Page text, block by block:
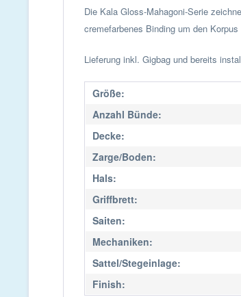
Die Kala Gloss-Mahagoni-Serie
cremefarbenes Binding um den
Lieferung inkl. Gigbag und bereits
Größe:
Anzahl Bünde:
Decke:
Zarge/Boden:
Hals:
Griffbrett:
Saiten:
Mechaniken:
Sattel/Stegeinlage:
Finish: